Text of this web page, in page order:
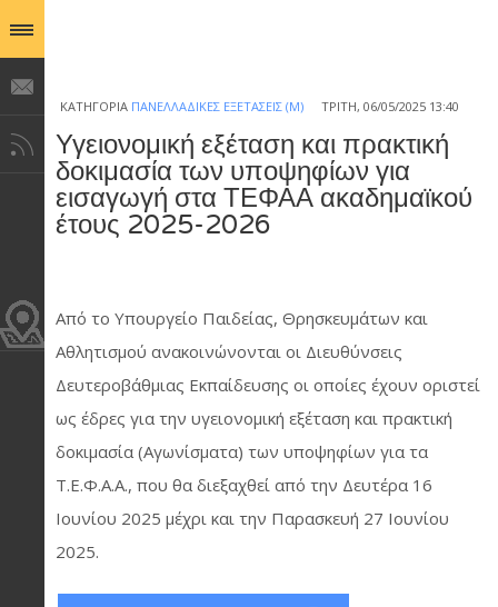
ΚΑΤΗΓΟΡΊΑ ΠΑΝΕΛΛΑΔΙΚΈΣ ΕΞΕΤΆΣΕΙΣ (Μ) ΤΡΊΤΗ, 06/05/2025 13:40
Υγειονομική εξέταση και πρακτική
δοκιμασία των υποψηφίων για
εισαγωγή στα ΤΕΦΑΑ ακαδημαϊκού
έτους 2025-2026
Από το Υπουργείο Παιδείας, Θρησκευμάτων και
Αθλητισμού ανακοινώνονται οι Διευθύνσεις
Δευτεροβάθμιας Εκπαίδευσης οι οποίες έχουν οριστεί
ως έδρες για την υγειονομική εξέταση και πρακτική
δοκιμασία (Αγωνίσματα) των υποψηφίων για τα
Τ.Ε.Φ.Α.Α., που θα διεξαχθεί από την Δευτέρα 16
Ιουνίου 2025 μέχρι και την Παρασκευή 27 Ιουνίου
2025.